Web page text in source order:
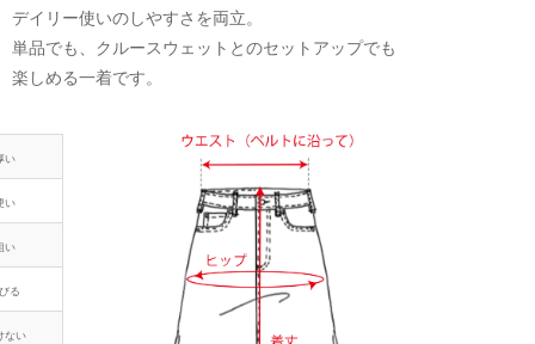
デイリー使いのしやすさを両立。
単品でも、クルースウェットとのセットアップでも
楽しめる一着です。
い
い
い
る
ない